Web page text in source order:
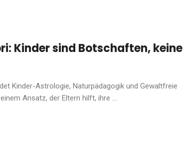
Kinder sind Botschaften, keine
Kinder-Astrologie, Naturpädagogik und Gewaltfreie
Ansatz, der Eltern hilft, ihre ...